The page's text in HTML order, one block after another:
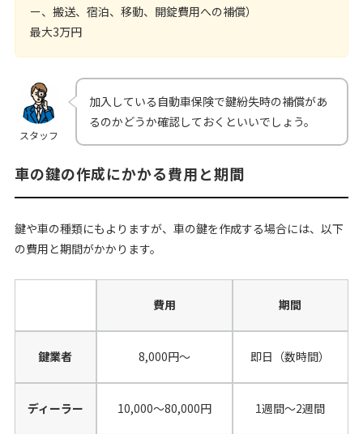
ー、搬送、宿泊、移動、開錠費用への補償）
最大3万円
スタッフ
加入している自動車保険で鍵紛失時の補償があ
るのかどうか確認しておくといいでしょう。
車の鍵の作成にかかる費用と期間
鍵や車の種類にもよりますが、車の鍵を作成する場合には、以下
の費用と期間がかかります。
費用 期間
鍵業者 8,000円〜 即日（数時間）
ディーラー 10,000〜80,000円 1週間〜2週間